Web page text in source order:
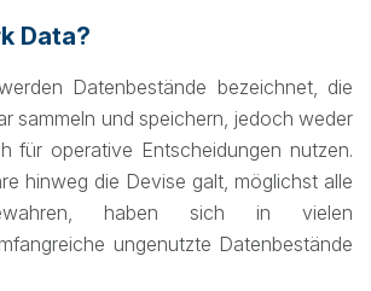
Data?
Datenbestände bezeichnet, die
sammeln und speichern, jedoch weder
für operative Entscheidungen nutzen.
hinweg die Devise galt, möglichst alle
haben sich in vielen
ungenutzte Datenbestände